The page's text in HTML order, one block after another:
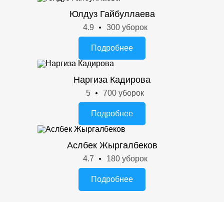
Юлдуз Гайбуллаева
4.9 300 уборок
Подробнее
Наргиза Кадирова
5 700 уборок
Подробнее
Аслбек Жыргалбеков
4.7 180 уборок
Подробнее